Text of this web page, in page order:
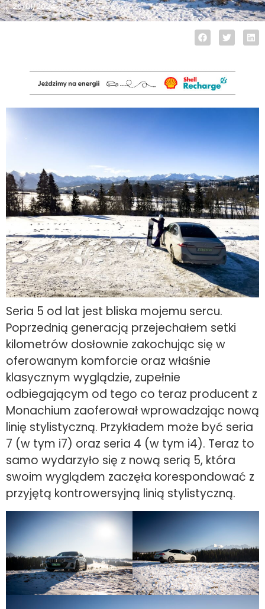
26/01/2024
Seria 5 od lat jest bliska mojemu sercu.
Poprzednią generacją przejechałem setki
kilometrów dosłownie zakochując się w
oferowanym komforcie oraz właśnie
klasycznym wyglądzie, zupełnie
odbiegającym od tego co teraz producent z
Monachium zaoferował wprowadzając nową
linię stylistyczną. Przykładem może być seria
7 (w tym i7) oraz seria 4 (w tym i4). Teraz to
samo wydarzyło się z nową serią 5, która
swoim wyglądem zaczęła korespondować z
przyjętą kontrowersyjną linią stylistyczną.